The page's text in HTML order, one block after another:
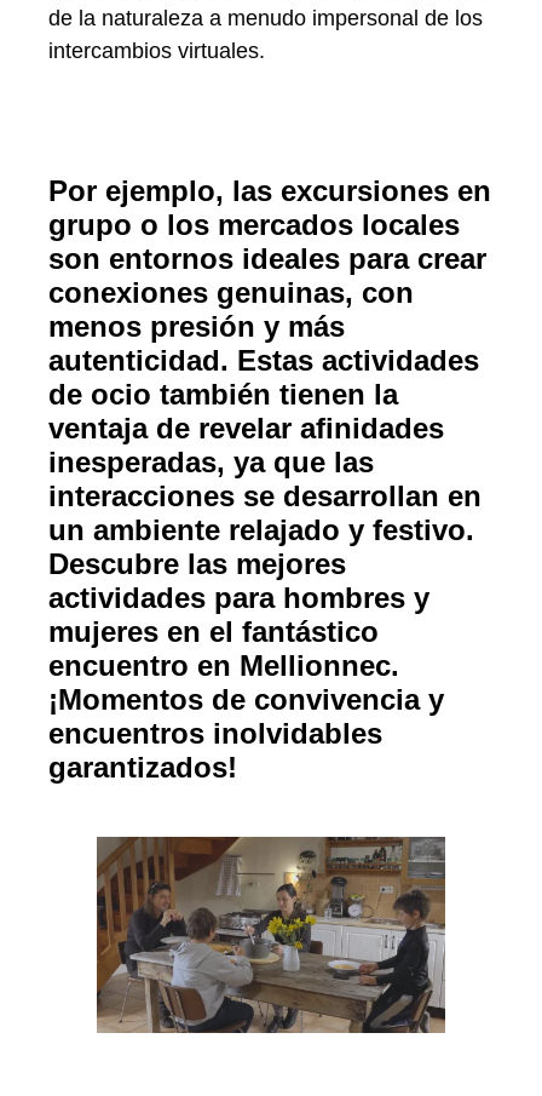
de la naturaleza a menudo impersonal de los
intercambios virtuales.
Por ejemplo, las excursiones en
grupo o los mercados locales
son entornos ideales para crear
conexiones genuinas, con
menos presión y más
autenticidad. Estas actividades
de ocio también tienen la
ventaja de revelar afinidades
inesperadas, ya que las
interacciones se desarrollan en
un ambiente relajado y festivo.
Descubre las mejores
actividades para hombres y
mujeres en el fantástico
encuentro en Mellionnec.
¡Momentos de convivencia y
encuentros inolvidables
garantizados!